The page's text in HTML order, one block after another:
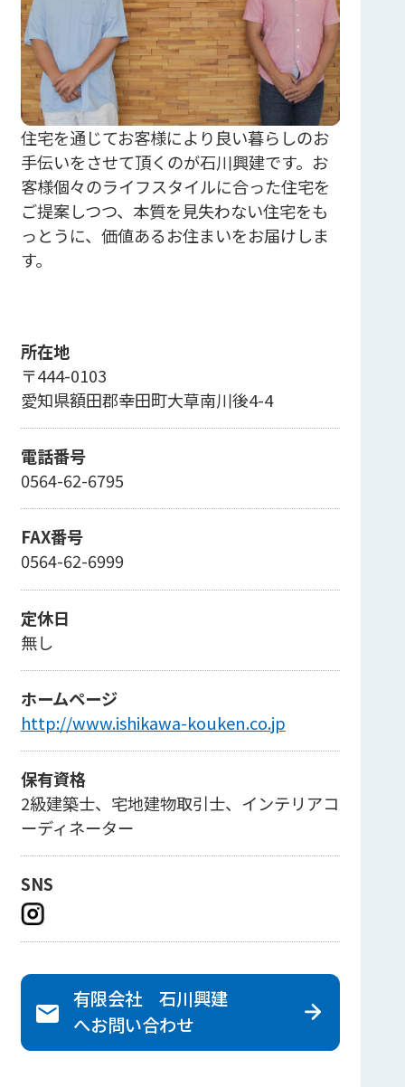
住宅を通じてお客様により良い暮らしのお
手伝いをさせて頂くのが石川興建です。お
客様個々のライフスタイルに合った住宅を
ご提案しつつ、本質を見失わない住宅をも
っとうに、価値あるお住まいをお届けしま
す。
所在地
〒444-0103
愛知県額田郡幸田町大草南川後4-4
電話番号
0564-62-6795
FAX番号
0564-62-6999
定休日
無し
ホームページ
http://www.ishikawa-kouken.co.jp
保有資格
2級建築士、宅地建物取引士、インテリアコ
ーディネーター
SNS
有限会社 石川興建
へお問い合わせ